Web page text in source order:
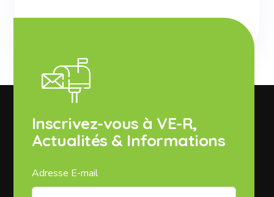
Inscrivez-vous à VE-R,
Actualités & Informations
Adresse E-mail